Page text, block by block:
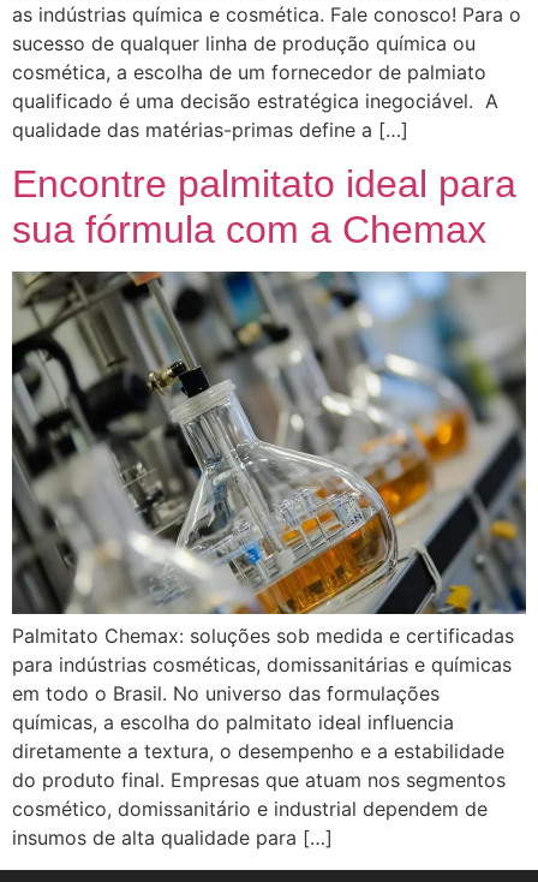
as indústrias química e cosmética. Fale conosco! Para o
sucesso de qualquer linha de produção química ou
cosmética, a escolha de um fornecedor de palmiato
qualificado é uma decisão estratégica inegociável. A
qualidade das matérias-primas define a […]
Encontre palmitato ideal para
sua fórmula com a Chemax
Palmitato Chemax: soluções sob medida e certificadas
para indústrias cosméticas, domissanitárias e químicas
em todo o Brasil. No universo das formulações
químicas, a escolha do palmitato ideal influencia
diretamente a textura, o desempenho e a estabilidade
do produto final. Empresas que atuam nos segmentos
cosmético, domissanitário e industrial dependem de
insumos de alta qualidade para […]